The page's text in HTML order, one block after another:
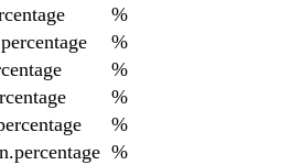
%
%
%
%
%
%